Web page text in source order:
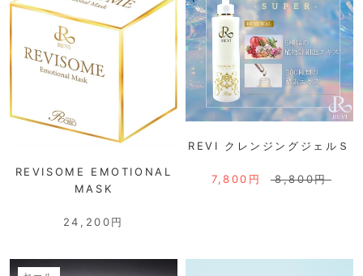
REVISOME EMOTIONAL
MASK
24,200円
REVI クレンジングジェルＳ
7,800円 8,800円